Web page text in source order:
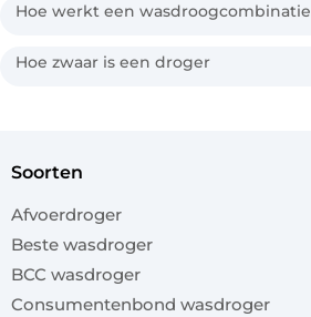
Hoe werkt een wasdroogcombinatie
Hoe zwaar is een droger
soorten
Afvoerdroger
Beste wasdroger
BCC wasdroger
Consumentenbond wasdroger